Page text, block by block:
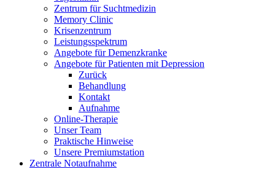
Zentrum für Suchtmedizin
Memory Clinic
Krisenzentrum
Leistungsspektrum
Angebote für Demenzkranke
Angebote für Patienten mit Depression
Zurück
Behandlung
Kontakt
Aufnahme
Online-Therapie
Unser Team
Praktische Hinweise
Unsere Premiumstation
Zentrale Notaufnahme